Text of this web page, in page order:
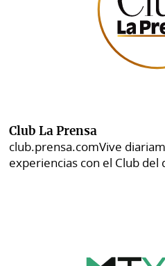
Club La Prensa
club.prensa.comVive
experiencias con el Club del